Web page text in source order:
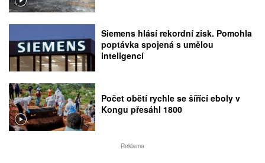
Siemens hlásí rekordní zisk. Pomohla
poptávka spojená s umělou
inteligencí
Počet obětí rychle se šířící eboly v
Kongu přesáhl 1800
Reklama